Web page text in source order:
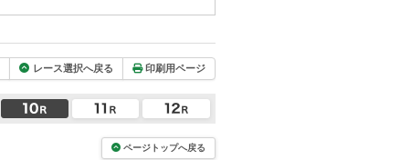
レース選択へ戻る 印刷用ページ
ページトップへ戻る